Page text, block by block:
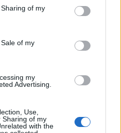
of my
of my
my
Advertising.
Use,
Sharing of my
with the